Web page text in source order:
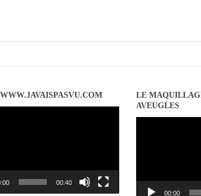
00:40
LE
AVEUGLES
00:00